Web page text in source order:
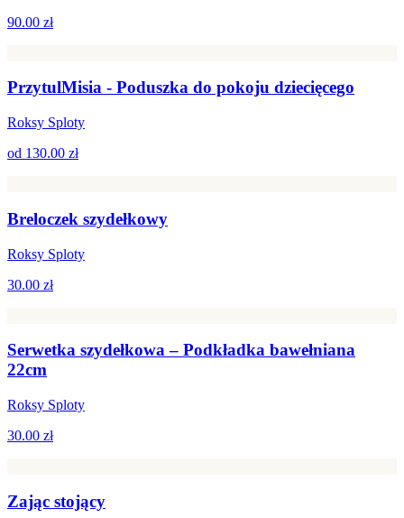
90.00 zł
PrzytulMisia - Poduszka do pokoju dziecięcego
Roksy Sploty
od 130.00 zł
Breloczek szydełkowy
Roksy Sploty
30.00 zł
Serwetka szydełkowa – Podkładka bawełniana
22cm
Roksy Sploty
30.00 zł
Zając stojący